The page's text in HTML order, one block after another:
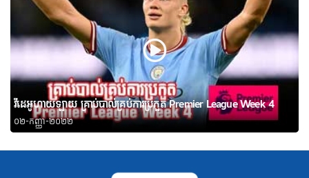
វីដេអូហាយឡាយ គ្រាប់បាល់គ្រប់ការប្រកួត Premier League Week 4
០២-កញ្ញា-២០២២